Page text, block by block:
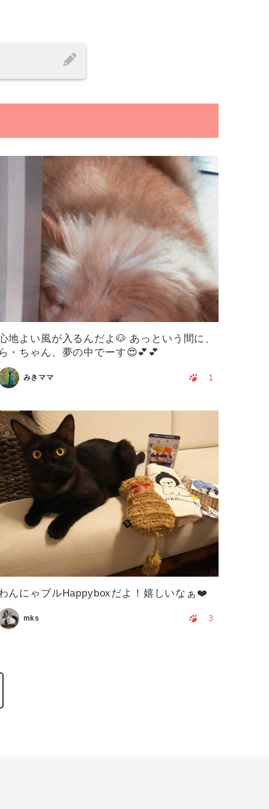
地よい風が入るんだよ🐶 あっという間に、
・ちゃん、夢の中でーす😍💕💕
みきママ 1
んにゃブルHappyboxだよ！嬉しいなぁ❤️
mks 3